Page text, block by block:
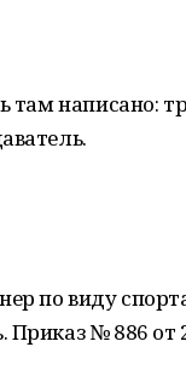
там написано:
по виду
Приказ № 886 от